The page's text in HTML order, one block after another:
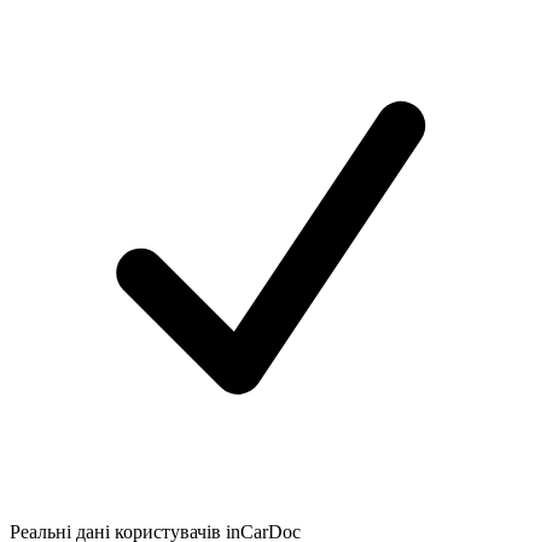
Реальні дані користувачів inCarDoc